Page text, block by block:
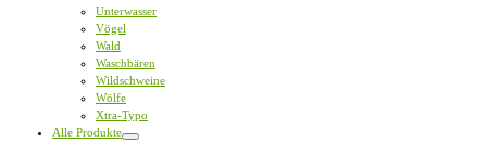
Unterwasser
Vögel
Wald
Waschbären
Wildschweine
Wölfe
Xtra-Typo
Alle Produkte